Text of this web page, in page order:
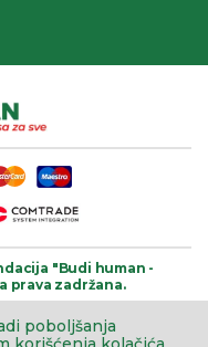
"Budi human -
prava zadržana.
poboljšanja